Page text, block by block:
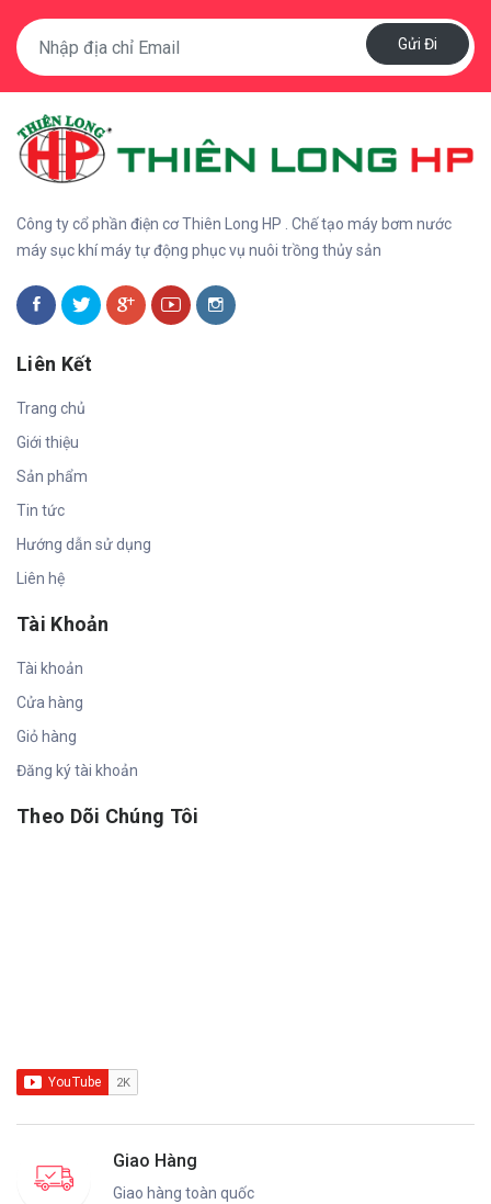
Gửi Đi
Công ty cổ phần điện cơ Thiên Long HP . Chế tạo máy bơm nước
máy sục khí máy tự động phục vụ nuôi trồng thủy sản
Liên Kết
Trang chủ
Giới thiệu
Sản phẩm
Tin tức
Hướng dẫn sử dụng
Liên hệ
Tài Khoản
Tài khoản
Cửa hàng
Giỏ hàng
Đăng ký tài khoản
Theo Dõi Chúng Tôi
Giao Hàng
Giao hàng toàn quốc